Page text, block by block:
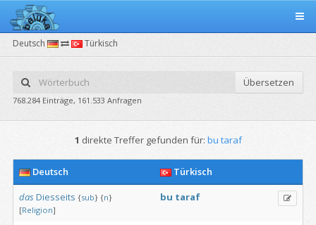
Deutsch Türkisch
Übersetzen
768.284 Einträge, 161.533 Anfragen
1 direkte Treffer gefunden für: bu taraf
Deutsch
Türkisch
dasDiesseits {sub} {n}
[Religion]
bu taraf